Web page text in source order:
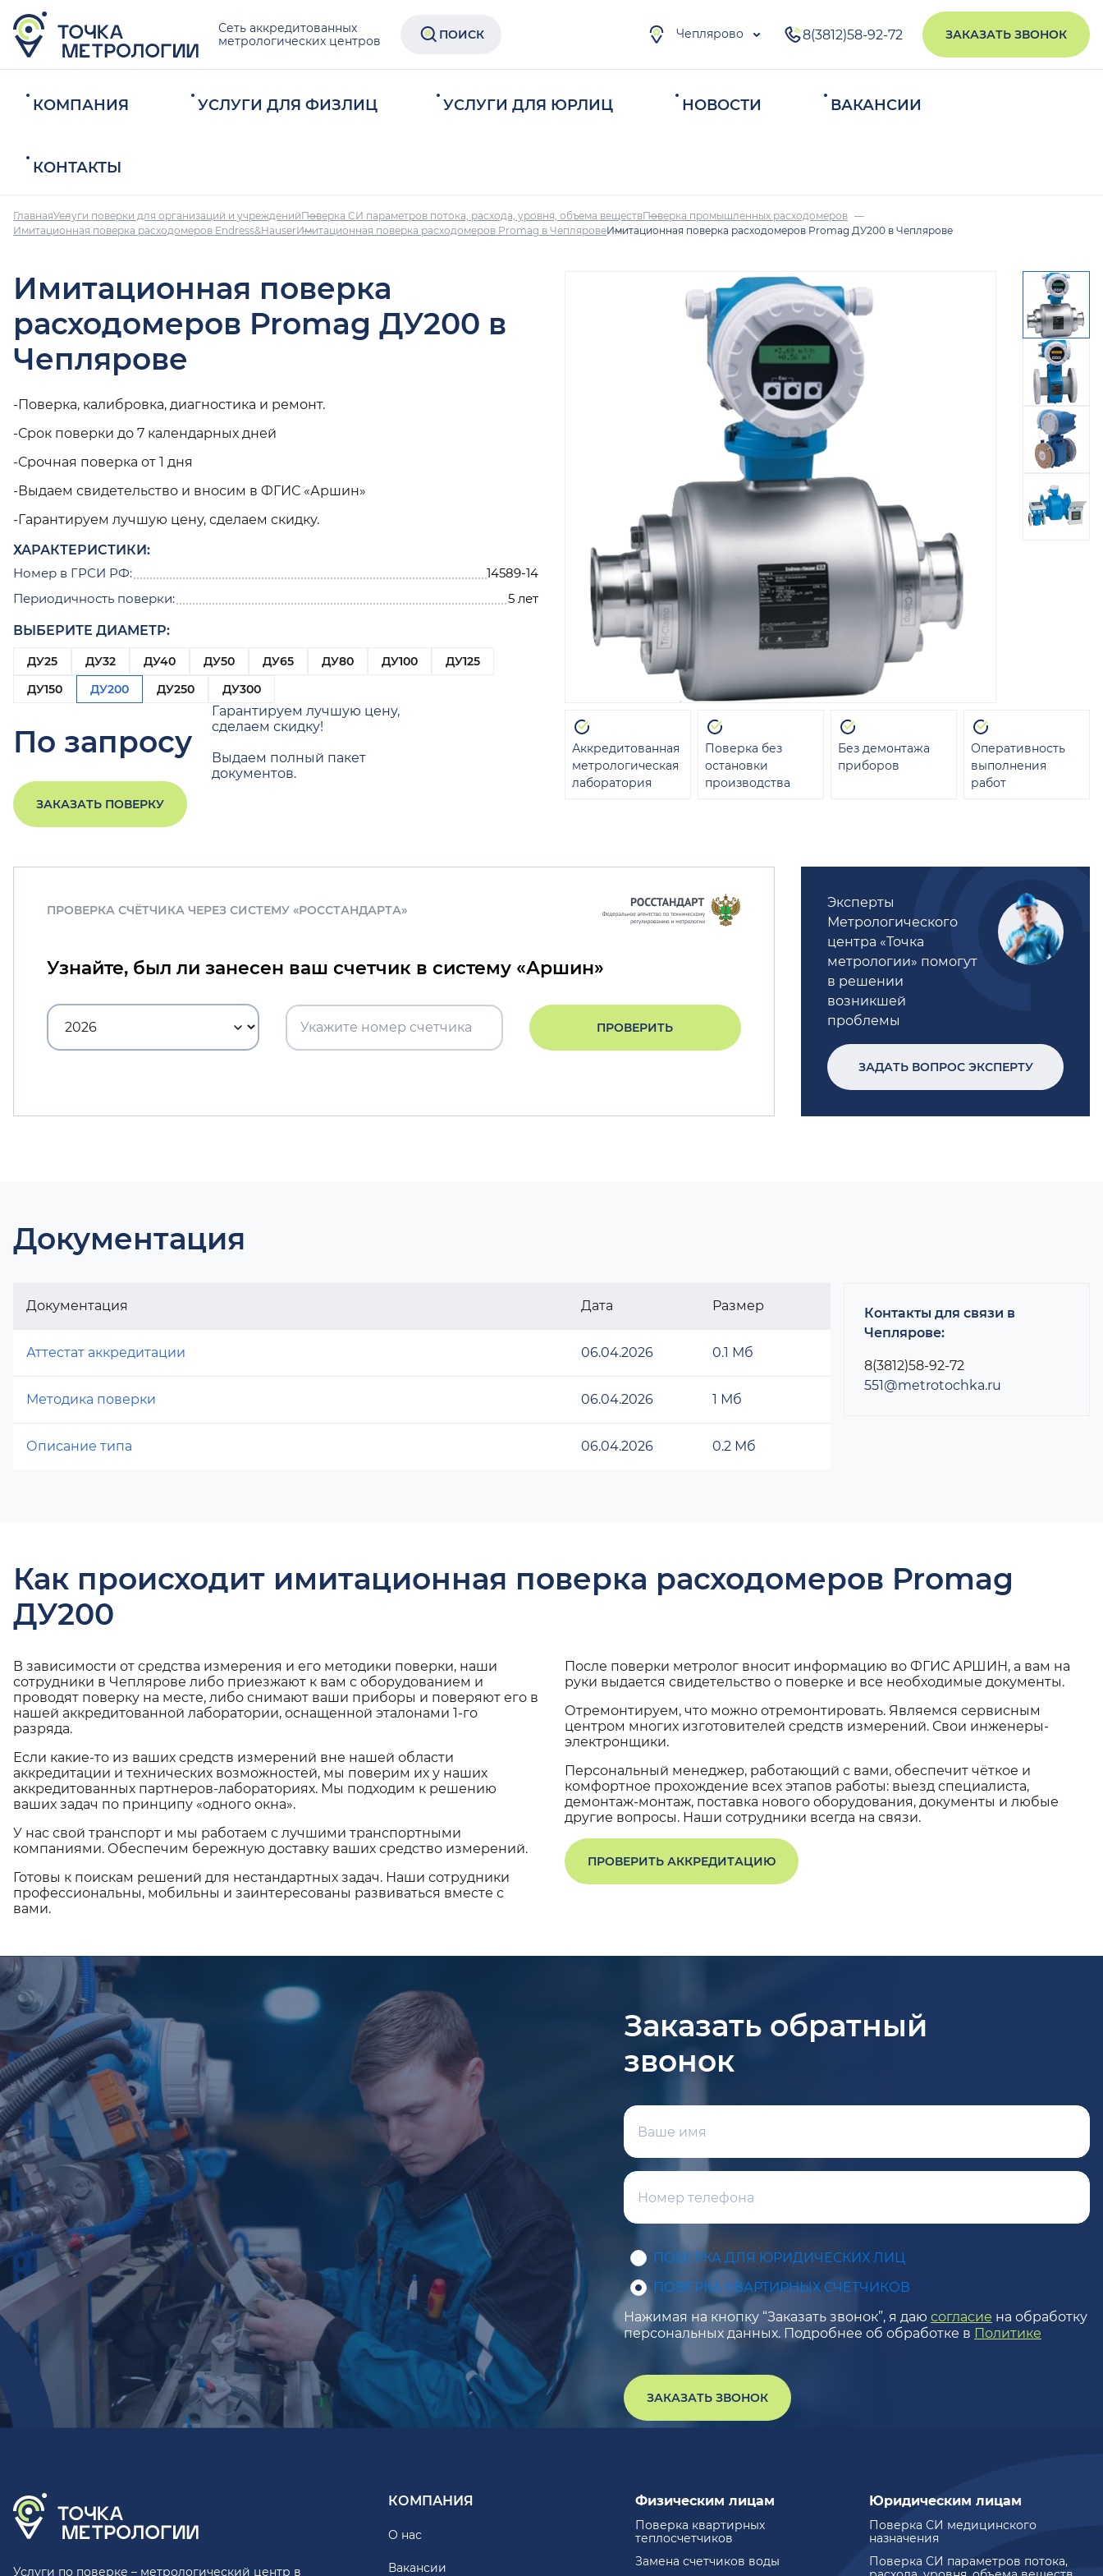
Сеть аккредитованных
метрологических центров
ПОИСК Чеплярово 8(3812)58-92-72 ЗАКАЗАТЬ ЗВОНОК
КОМПАНИЯ УСЛУГИ ДЛЯ ФИЗЛИЦ УСЛУГИ ДЛЯ ЮРЛИЦ НОВОСТИ ВАКАНСИИ
КОНТАКТЫ
ГлавнаяУслуги поверки для организаций и учрежденийПоверка СИ параметров потока, расхода, уровня, объема веществПоверка промышленных расходомеров
Имитационная поверка расходомеров Endress&HauserИмитационная поверка расходомеров Promag в ЧепляровеИмитационная поверка расходомеров Promag ДУ200 в Чеплярове
Имитационная поверка
расходомеров Promag ДУ200 в
Чеплярове
-Поверка, калибровка, диагностика и ремонт.
-Срок поверки до 7 календарных дней
-Срочная поверка от 1 дня
-Выдаем свидетельство и вносим в ФГИС «Аршин»
-Гарантируем лучшую цену, сделаем скидку.
ХАРАКТЕРИСТИКИ:
Номер в ГРСИ РФ:
14589-14
Периодичность поверки:
5 лет
ВЫБЕРИТЕ ДИАМЕТР:
ДУ25 ДУ32 ДУ40 ДУ50 ДУ65 ДУ80 ДУ100
ДУ125
ДУ150
ДУ200 ДУ250 ДУ300
По запросу
Гарантируем лучшую цену,
сделаем скидку!
Выдаем полный пакет
документов.
ЗАКАЗАТЬ ПОВЕРКУ
Аккредитованная
метрологическая
лаборатория
Поверка без
остановки
производства
Без демонтажа
приборов
Оперативность
выполнения
работ
ПРОВЕРКА СЧЁТЧИКА ЧЕРЕЗ СИСТЕМУ «РОССТАНДАРТА»
Узнайте, был ли занесен ваш счетчик в систему «Аршин»
ПРОВЕРИТЬ
Эксперты
Метрологического
центра «Точка
метрологии» помогут
в решении
возникшей
проблемы
ЗАДАТЬ ВОПРОС ЭКСПЕРТУ
Документация
Документация Дата Размер
Аттестат аккредитации 06.04.2026 0.1 Мб
Методика поверки 06.04.2026 1 Мб
Описание типа 06.04.2026 0.2 Мб
Контакты для связи в
Чеплярове:
8(3812)58-92-72
551@metrotochka.ru
Как происходит имитационная поверка расходомеров Promag
ДУ200
В зависимости от средства измерения и его методики поверки, наши
сотрудники в Чеплярове либо приезжают к вам с оборудованием и
проводят поверку на месте, либо снимают ваши приборы и поверяют его в
нашей аккредитованной лаборатории, оснащенной эталонами 1-го
разряда.
Если какие-то из ваших средств измерений вне нашей области
аккредитации и технических возможностей, мы поверим их у наших
аккредитованных партнеров-лабораториях. Мы подходим к решению
ваших задач по принципу «одного окна».
У нас свой транспорт и мы работаем с лучшими транспортными
компаниями. Обеспечим бережную доставку ваших средство измерений.
Готовы к поискам решений для нестандартных задач. Наши сотрудники
профессиональны, мобильны и заинтересованы развиваться вместе с
вами.
После поверки метролог вносит информацию во ФГИС АРШИН, а вам на
руки выдается свидетельство о поверке и все необходимые документы.
Отремонтируем, что можно отремонтировать. Являемся сервисным
центром многих изготовителей средств измерений. Свои инженеры-
электронщики.
Персональный менеджер, работающий с вами, обеспечит чёткое и
комфортное прохождение всех этапов работы: выезд специалиста,
демонтаж-монтаж, поставка нового оборудования, документы и любые
другие вопросы. Наши сотрудники всегда на связи.
ПРОВЕРИТЬ АККРЕДИТАЦИЮ
Заказать обратный
звонок
ПОВЕРКА ДЛЯ ЮРИДИЧЕСКИХ ЛИЦ
ПОВЕРКА КВАРТИРНЫХ СЧЕТЧИКОВ
Нажимая на кнопку “Заказать звонок”, я даю согласие на обработку
персональных данных. Подробнее об обработке в Политике
ЗАКАЗАТЬ ЗВОНОК
Услуги по поверке – метрологический центр в
КОМПАНИЯ
О нас
Вакансии
Физическим лицам
Поверка квартирных
теплосчетчиков
Замена счетчиков воды
Юридическим лицам
Поверка СИ медицинского
назначения
Поверка СИ параметров потока,